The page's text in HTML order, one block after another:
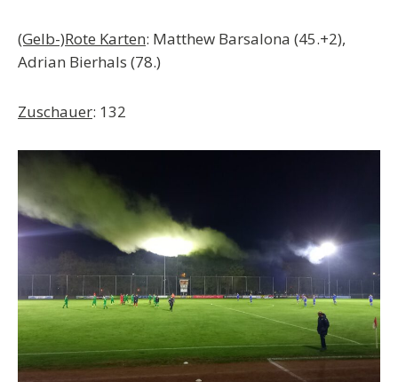
(Gelb-)Rote Karten: Matthew Barsalona (45.+2),
Adrian Bierhals (78.)
Zuschauer: 132